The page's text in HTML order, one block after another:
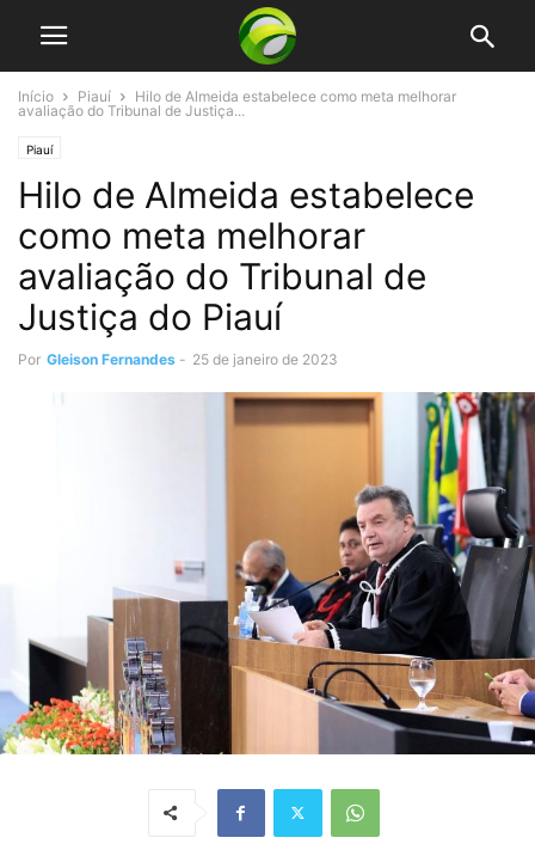
Início Piauí
Hilo de Almeida estabelece como meta melhorar
avaliação do Tribunal de Justiça...
Piauí
Hilo de Almeida estabelece
como meta melhorar
avaliação do Tribunal de
Justiça do Piauí
Por Gleison Fernandes - 25 de janeiro de 2023